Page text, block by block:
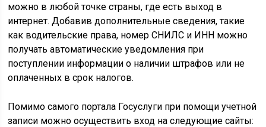
можно в любой точке страны, где есть выход в
интернет. Добавив дополнительные сведения, такие
как водительские права, номер СНИЛС и ИНН можно
получать автоматические уведомления при
поступлении информации о наличии штрафов или не
оплаченных в срок налогов.
Помимо самого портала Госуслуги при помощи учетной
записи можно осуществить вход на следующие сайты: